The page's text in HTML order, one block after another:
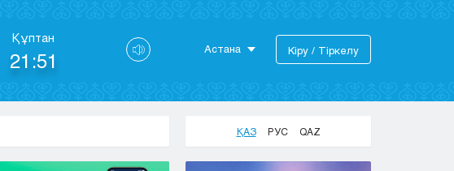
Құптан
21:51 Астана
Актобе
Кіру / Тіркелу
ҚАЗ РУС QAZ